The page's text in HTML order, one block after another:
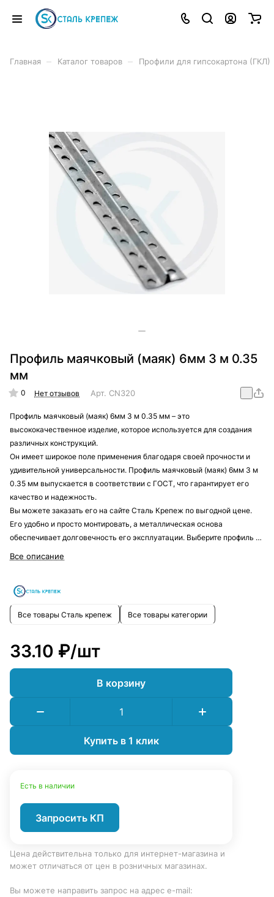
Главная Каталог товаров Профили для гипсокартона (ГКЛ)
Профиль маячковый (маяк) 6мм 3 м 0.35
мм
0 Нет отзывов Арт. CN320
Профиль маячковый (маяк) 6мм 3 м 0.35 мм – это
высококачественное изделие, которое используется для создания
различных конструкций.
Он имеет широкое поле применения благодаря своей прочности и
удивительной универсальности. Профиль маячковый (маяк) 6мм 3 м
0.35 мм выпускается в соответствии с ГОСТ, что гарантирует его
качество и надежность.
Вы можете заказать его на сайте Сталь Крепеж по выгодной цене.
Его удобно и просто монтировать, а металлическая основа
обеспечивает долговечность его эксплуатации. Выберите профиль на
сайте Сталь Крепеж и создайте надежные и прочные конструкции.
Все описание
Все товары Сталь крепеж Все товары категории
33.10 ₽/шт
В корзину
Купить в 1 клик
Есть в наличии
Запросить КП
Цена действительна только для интернет-магазина и
может отличаться от цен в розничных магазинах.
Вы можете направить запрос на адрес e-mail: